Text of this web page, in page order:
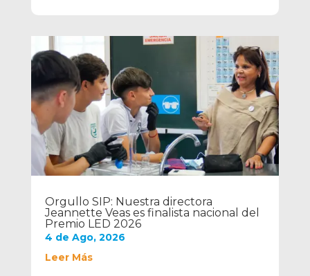
Orgullo SIP: Nuestra directora
Jeannette Veas es finalista nacional del
Premio LED 2026
4 de Ago, 2026
Leer Más